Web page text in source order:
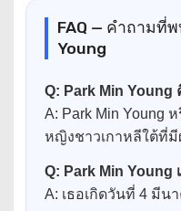
FAQ — คำถามที่
Young
Q: Park Min Young
A: Park Min Young
หญิงชาวเกาหลีใต้ที่มี
Q: Park Min Young
A: เธอเกิดวันที่ 4 มีน